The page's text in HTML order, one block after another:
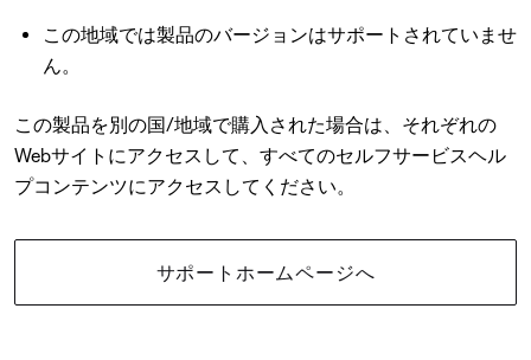
この地域では製品のバージョンはサポートされていませ
ん。
この製品を別の国/地域で購入された場合は、それぞれの
Webサイトにアクセスして、すべてのセルフサービスヘル
プコンテンツにアクセスしてください。
サポートホームページへ